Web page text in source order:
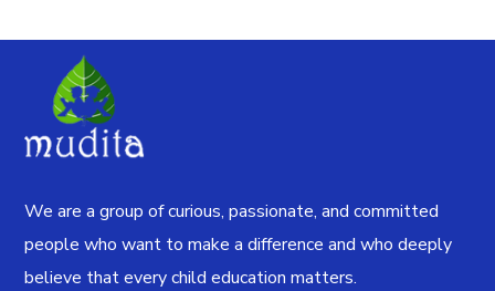
We are a group of curious, passionate, and committed
people who want to make a difference and who deeply
believe that every child education matters.